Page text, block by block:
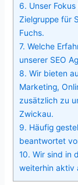
6. Unser
Zielgruppe für
Fuchs.
7. Welche
unserer SEO
8. Wir bieten
Marketing,
zusätzlich zu
Zwickau.
9. Häufig
beantwortet
10. Wir sind in
weiterhin aktiv